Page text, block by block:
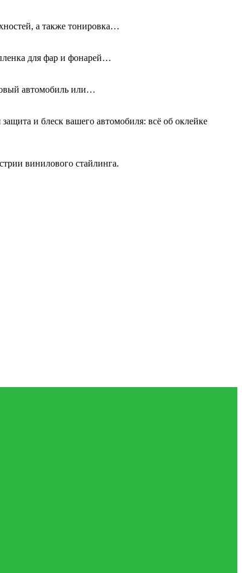
а также тонировка…
для фар и фонарей…
автомобиль или…
и блеск вашего автомобиля: всё об оклейке
винилового стайлинга.